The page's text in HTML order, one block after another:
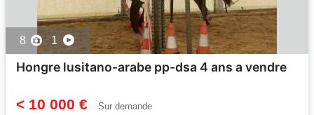
8 1
Hongre lusitano-arabe pp-dsa 4 ans a vendre
< 10 000 € Sur demande